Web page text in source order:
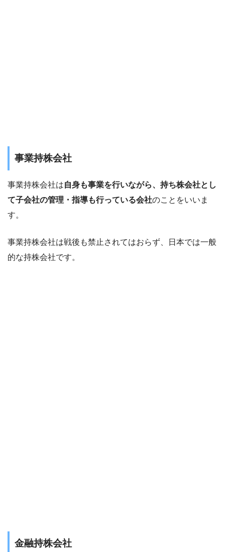
事業持株会社
事業持株会社は自身も事業を行いながら、持ち株会社とし
て子会社の管理・指導も行っている会社のことをいいま
す。
事業持株会社は戦後も禁止されてはおらず、日本では一般
的な持株会社です。
金融持株会社